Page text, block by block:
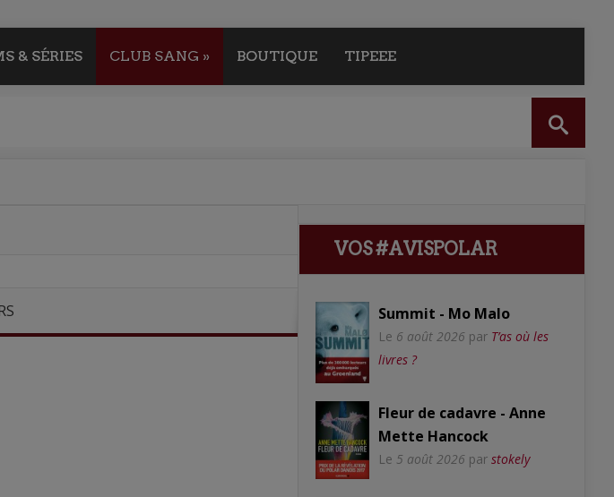
& SÉRIES CLUB SANG » BOUTIQUE TIPEEE
VOS #AVISPOLAR
Summit - Mo Malo
Le 6 août 2026 par T’as où les
livres ?
Fleur de cadavre - Anne
Mette Hancock
Le 5 août 2026 par stokely